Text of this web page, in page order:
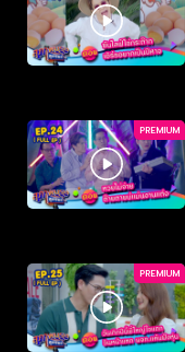
PREMIUM
PREMIUM